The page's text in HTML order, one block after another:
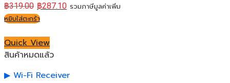
฿319.00 ฿287.10 รวมภาษีมูลค่าเพิ่ม
หยิบใส่ตะกร้า
Quick View
สินค้าหมดแล้ว
Wi-Fi Receiver